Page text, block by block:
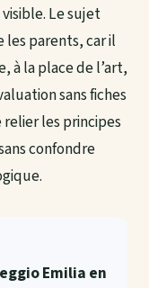
Le sujet
les parents, car il
à la place de l’art,
sans fiches
les principes
confondre
Emilia en